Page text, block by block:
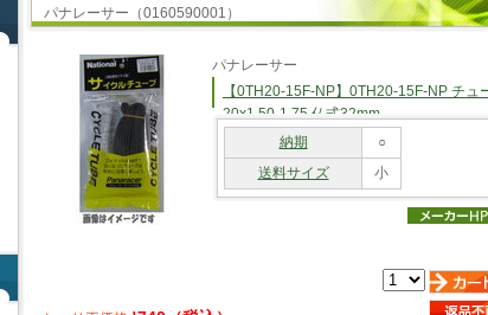
パナレーサー（0160590001）
パナレーサー
【0TH20-15F-NP】0TH20-15F-NP チュ
20x1.50-1.75 仏式32mm
納期
○
送料サイズ
小